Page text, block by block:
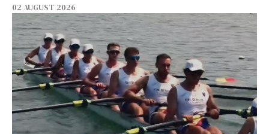
02 AUGUST 2026